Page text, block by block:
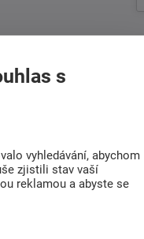
s
vyhledávání, abychom
zjistili stav vaší
reklamou a abyste se